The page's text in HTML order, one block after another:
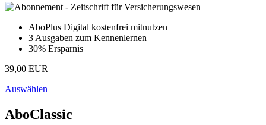
AboPlus Digital kostenfrei mitnutzen
3 Ausgaben zum Kennenlernen
30% Ersparnis
39,00 EUR
Auswählen
AboClassic